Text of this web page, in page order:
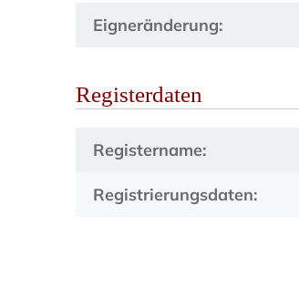
Eigneränderung:
Registerdaten
Registername:
Registrierungsdaten: